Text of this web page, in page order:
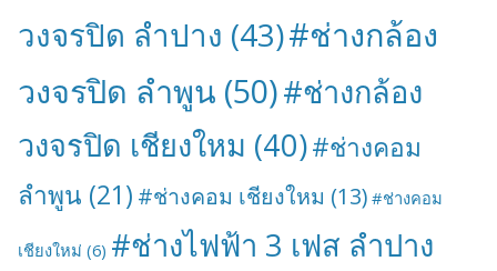
วงจรปิด ลำปาง (43)#ช่างกล้อง
วงจรปิด ลำพูน (50)#ช่างกล้อง
วงจรปิด เชียงใหม (40)#ช่างคอม
ลำพูน (21) #ช่างคอม เชียงใหม (13) #ช่างคอม
เชียงใหม่ (6) #ช่างไฟฟ้า 3 เฟส ลำปาง